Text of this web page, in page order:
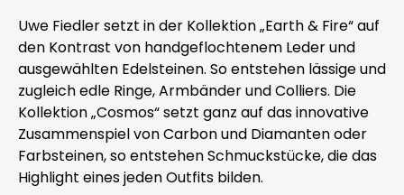
Uwe Fiedler setzt in der Kollektion „Earth & Fire“ auf
den Kontrast von handgeflochtenem Leder und
ausgewählten Edelsteinen. So entstehen lässige und
zugleich edle Ringe, Armbänder und Colliers. Die
Kollektion „Cosmos“ setzt ganz auf das innovative
Zusammenspiel von Carbon und Diamanten oder
Farbsteinen, so entstehen Schmuckstücke, die das
Highlight eines jeden Outfits bilden.